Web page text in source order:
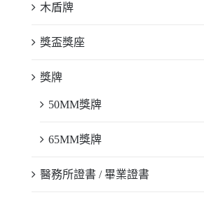
木盾牌
獎盃獎座
獎牌
50MM獎牌
65MM獎牌
醫務所證書 / 畢業證書